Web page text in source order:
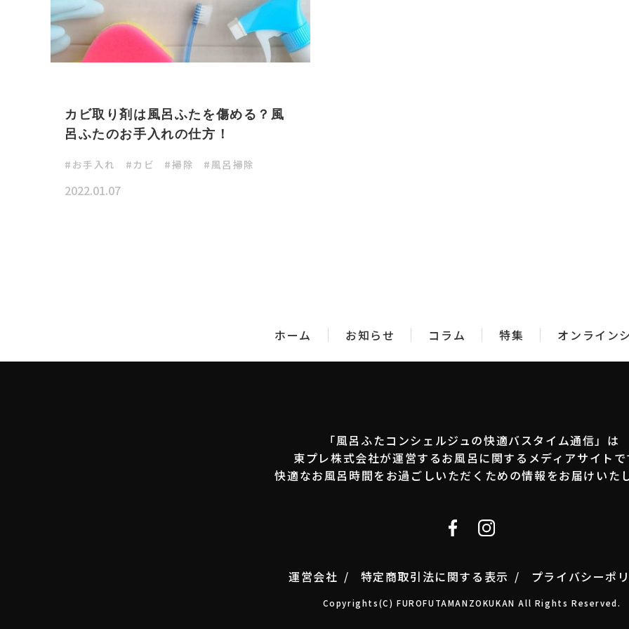
カビ取り剤は風呂ふたを傷める？風
呂ふたのお手入れの仕方！
お手入れ カビ 掃除 風呂掃除
2022.01.07
ホーム お知らせ コラム 特集 オンライン
「風呂ふたコンシェルジュの快適バスタイム通信」は
東プレ株式会社が運営するお風呂に関するメディアサイトで
快適なお風呂時間をお過ごしいただくための情報をお届けいたし
運営会社 特定商取引法に関する表示 プライバシーポ
Copyrights(C) FUROFUTAMANZOKUKAN All Rights Reserved.